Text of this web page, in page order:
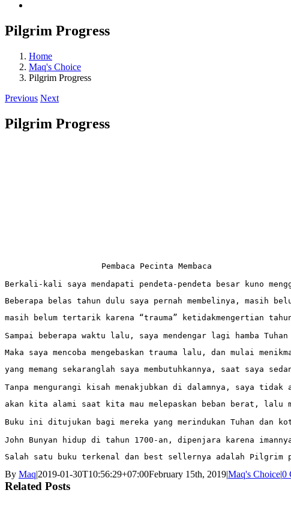
Pilgrim Progress
Home
Maq's Choice
Pilgrim Progress
Previous Next
Pilgrim Progress
Pembaca Pecinta Membaca
Berkali-kali saya mendapati pendeta-pendeta besar kuno
Beberapa belas tahun dulu saya pernah membelinya, masih
masih belum tertarik karena “trauma” ketidakmengertian
Sampai beberapa waktu lalu, saya mendengar lagi hamba
Maka saya mencoba mengebaskan trauma lalu, dan mulai
yang memang sekaranglah saya membutuhkannya, saat saya
Tanpa mengurangi kisah menakjubkan di dalamnya, saya
akan kita alami saat kita mau melepaskan beban berat, lalu
Buku ini ditujukan bagi mereka yang merindukan Tuhan dan
John Bunyan hidup di tahun 1700-an, dipenjara karena
Salah satu buku terkenal dan best sellernya adalah Pilgrim
By Maq|2019-01-30T10:56:29+07:00February 15th, 2019|Maq's Choice|0
Related Posts